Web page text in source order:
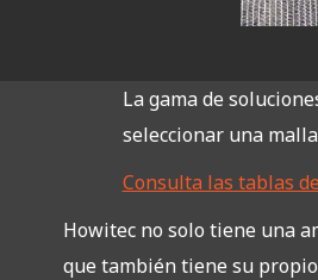
La gama de
seleccionar una
Consulta las tablas
Howitec no solo tiene una
que también tiene su